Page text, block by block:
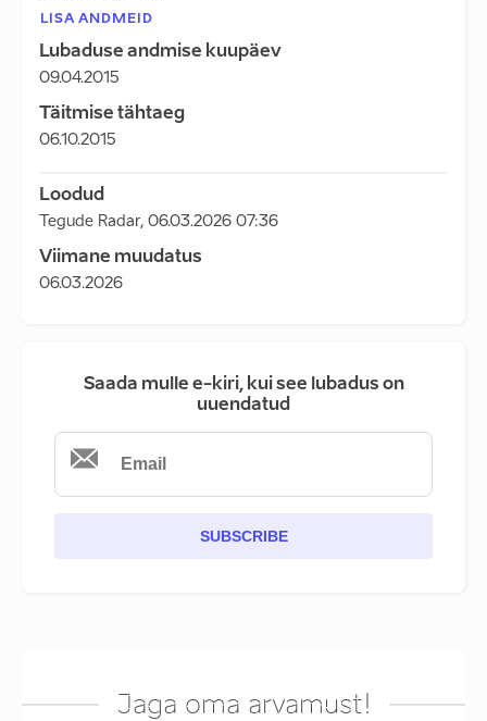
LISA ANDMEID
Lubaduse andmise kuupäev
09.04.2015
Täitmise tähtaeg
06.10.2015
Loodud
Tegude Radar, 06.03.2026 07:36
Viimane muudatus
06.03.2026
Saada mulle e-kiri, kui see lubadus on
uuendatud
SUBSCRIBE
Jaga oma arvamust!